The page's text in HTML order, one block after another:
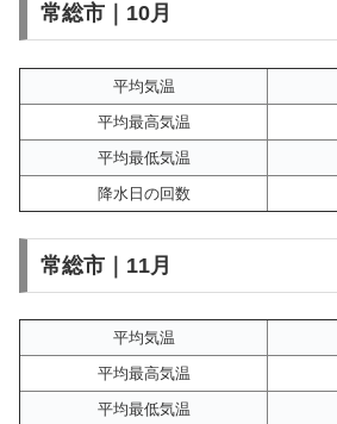
常総市｜10月
平均気温
平均最高気温
平均最低気温
降水日の回数
常総市｜11月
平均気温
平均最高気温
平均最低気温